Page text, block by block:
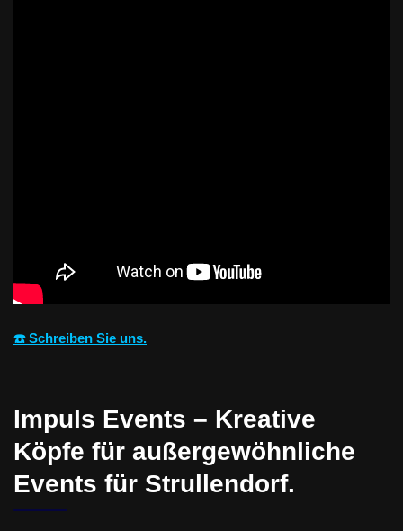
☎️ Schreiben Sie uns.
Impuls Events – Kreative
Köpfe für außergewöhnliche
Events für Strullendorf.